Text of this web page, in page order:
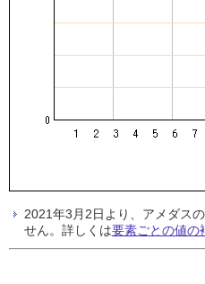
2021年3月2日より、アメダス
せん。詳しくは要素ごとの値の